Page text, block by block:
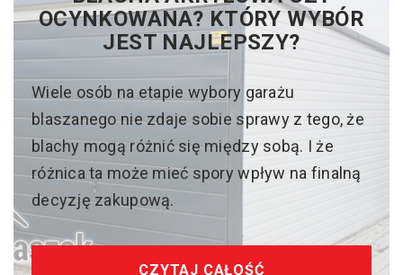
OCYNKOWANA? KTÓRY WYBÓR
JEST NAJLEPSZY?
Wiele osób na etapie wybory garażu
blaszanego nie zdaje sobie sprawy z tego, że
blachy mogą różnić się między sobą. I że
różnica ta może mieć spory wpływ na finalną
decyzję zakupową.
CZYTAJ CAŁOŚĆ